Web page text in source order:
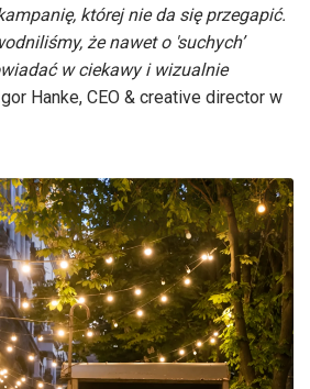
której nie da się przegapić.
że nawet o 'suchych’
w ciekawy i wizualnie
Hanke, CEO & creative director w